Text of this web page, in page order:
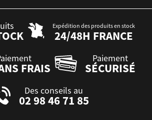
Expédition des produits en stock
24/48H FRANCE
FRAIS
Paiement
SÉCURISÉ
Des conseils au
02 98 46 71 85